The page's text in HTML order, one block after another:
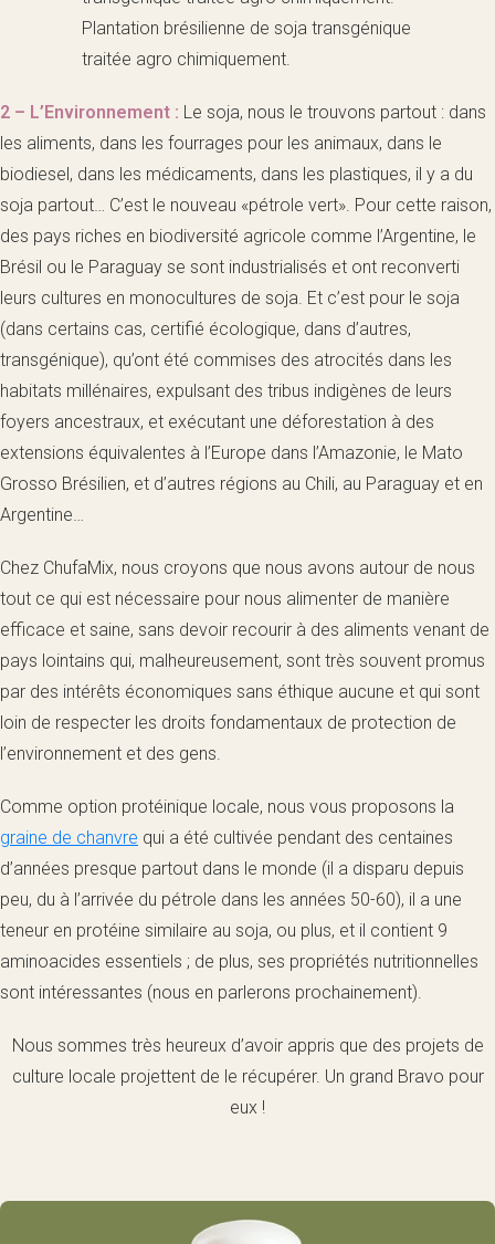
Plantation brésilienne de soja transgénique
traitée agro chimiquement.
2 – L’Environnement : Le soja, nous le trouvons partout : dans
les aliments, dans les fourrages pour les animaux, dans le
biodiesel, dans les médicaments, dans les plastiques, il y a du
soja partout… C’est le nouveau «pétrole vert». Pour cette raison,
des pays riches en biodiversité agricole comme l’Argentine, le
Brésil ou le Paraguay se sont industrialisés et ont reconverti
leurs cultures en monocultures de soja. Et c’est pour le soja
(dans certains cas, certifié écologique, dans d’autres,
transgénique), qu’ont été commises des atrocités dans les
habitats millénaires, expulsant des tribus indigènes de leurs
foyers ancestraux, et exécutant une déforestation à des
extensions équivalentes à l’Europe dans l’Amazonie, le Mato
Grosso Brésilien, et d’autres régions au Chili, au Paraguay et en
Argentine…
Chez ChufaMix, nous croyons que nous avons autour de nous
tout ce qui est nécessaire pour nous alimenter de manière
efficace et saine, sans devoir recourir à des aliments venant de
pays lointains qui, malheureusement, sont très souvent promus
par des intérêts économiques sans éthique aucune et qui sont
loin de respecter les droits fondamentaux de protection de
l’environnement et des gens.
Comme option protéinique locale, nous vous proposons la
graine de chanvre qui a été cultivée pendant des centaines
d’années presque partout dans le monde (il a disparu depuis
peu, du à l’arrivée du pétrole dans les années 50-60), il a une
teneur en protéine similaire au soja, ou plus, et il contient 9
aminoacides essentiels ; de plus, ses propriétés nutritionnelles
sont intéressantes (nous en parlerons prochainement).
Nous sommes très heureux d’avoir appris que des projets de
culture locale projettent de le récupérer. Un grand Bravo pour
eux !